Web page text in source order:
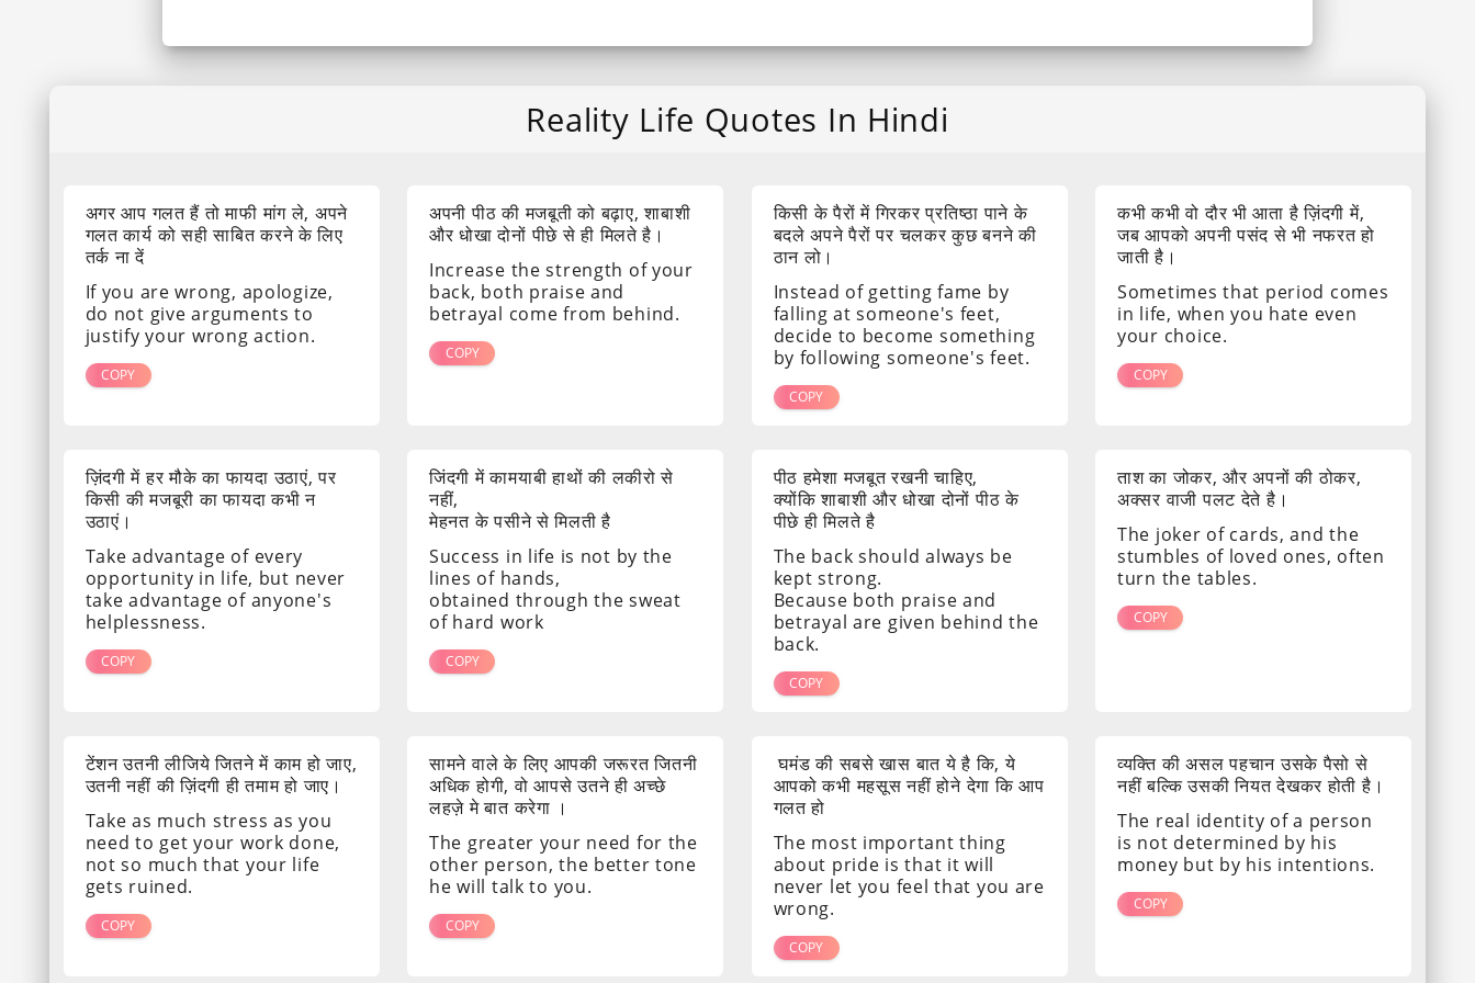
Reality Life Quotes In Hindi
अगर आप गलत हैं तो माफी मांग ले, अपने
गलत कार्य को सही साबित करने के लिए
तर्क ना दें
If you are wrong, apologize,
do not give arguments to
justify your wrong action.
COPY
अपनी पीठ की मजबूती को बढ़ाए, शाबाशी
और धोखा दोनों पीछे से ही मिलते है।
Increase the strength of your
back, both praise and
betrayal come from behind.
COPY
किसी के पैरों में गिरकर प्रतिष्ठा पाने के
बदले अपने पैरों पर चलकर कुछ बनने की
ठान लो।
Instead of getting fame by
falling at someone's feet,
decide to become something
by following someone's feet.
COPY
कभी कभी वो दौर भी आता है ज़िंदगी में,
जब आपको अपनी पसंद से भी नफरत हो
जाती है।
Sometimes that period comes
in life, when you hate even
your choice.
COPY
ज़िंदगी में हर मौके का फायदा उठाएं, पर
किसी की मजबूरी का फायदा कभी न
उठाएं।
Take advantage of every
opportunity in life, but never
take advantage of anyone's
helplessness.
COPY
जिंदगी में कामयाबी हाथों की लकीरो से
नहीं,
मेहनत के पसीने से मिलती है
Success in life is not by the
lines of hands,
obtained through the sweat
of hard work
COPY
पीठ हमेशा मजबूत रखनी चाहिए,
क्योंकि शाबाशी और धोखा दोनों पीठ के
पीछे ही मिलते है
The back should always be
kept strong.
Because both praise and
betrayal are given behind the
back.
COPY
ताश का जोकर, और अपनों की ठोकर,
अक्सर वाजी पलट देते है।
The joker of cards, and the
stumbles of loved ones, often
turn the tables.
COPY
टेंशन उतनी लीजिये जितने में काम हो जाए,
उतनी नहीं की ज़िंदगी ही तमाम हो जाए।
Take as much stress as you
need to get your work done,
not so much that your life
gets ruined.
COPY
सामने वाले के लिए आपकी जरूरत जितनी
अधिक होगी, वो आपसे उतने ही अच्छे
लहज़े मे बात करेगा ।
The greater your need for the
other person, the better tone
he will talk to you.
COPY
घमंड की सबसे खास बात ये है कि, ये
आपको कभी महसूस नहीं होने देगा कि आप
गलत हो
The most important thing
about pride is that it will
never let you feel that you are
wrong.
COPY
व्यक्ति की असल पहचान उसके पैसो से
नहीं बल्कि उसकी नियत देखकर होती है।
The real identity of a person
is not determined by his
money but by his intentions.
COPY